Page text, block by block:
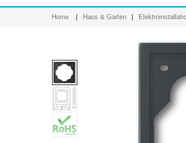
Home Haus & Garten